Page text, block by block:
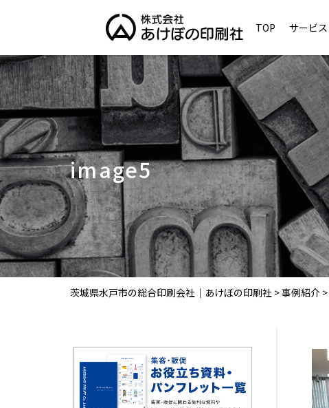
TOP サービス
image5
茨城県水戸市の総合印刷会社｜あけぼの印刷社 >事例紹介 >